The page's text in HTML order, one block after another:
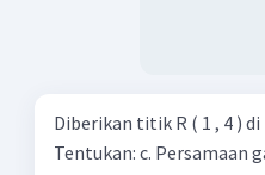
Diberikan titik R ( 1 , 4 ) di
Tentukan: c.